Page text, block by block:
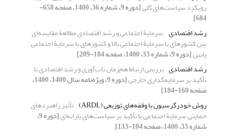
رویکرد سیاست‌های کلی [دوره 9، شماره 36، 1400، صفحه 658-
684]
رشد اقتصادی سرمایۀ اجتماعی و رشد اقتصادی مطالعۀ مقایسه‌ای
بین کشورهای با سرمایۀ اجتماعی بالا و کشورهای با سرمایۀ اجتماعی
پایین[دوره 9، شماره 33، 1400، صفحه 184-209]
رشد اقتصادی بررسی ارتباط هم‌زمان تاب‌آوری و رشد اقتصادی با
تأکید بر سرمایه‌گذاری خارجی [دوره 9، ویژه‌نامه سال 1400، 1400،
صفحه 160-184]
روش خودرگرسیون با وقفه‌های توزیعی (ARDL)
تأثیر راهبردهای
حمایتی سرمایۀ اجتماعی با تأکید بر سیاست‌های یارانه‌ای [دوره 9،
شماره 33، 1400، صفحه 104-133]